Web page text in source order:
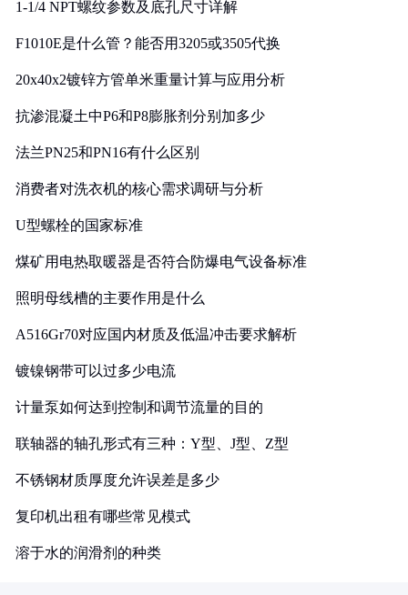
1-1/4 NPT螺纹参数及底孔尺寸详解
F1010E是什么管？能否用3205或3505代换
20x40x2镀锌方管单米重量计算与应用分析
抗渗混凝土中P6和P8膨胀剂分别加多少
法兰PN25和PN16有什么区别
消费者对洗衣机的核心需求调研与分析
U型螺栓的国家标准
煤矿用电热取暖器是否符合防爆电气设备标准
照明母线槽的主要作用是什么
A516Gr70对应国内材质及低温冲击要求解析
镀镍钢带可以过多少电流
计量泵如何达到控制和调节流量的目的
联轴器的轴孔形式有三种：Y型、J型、Z型
不锈钢材质厚度允许误差是多少
复印机出租有哪些常见模式
溶于水的润滑剂的种类